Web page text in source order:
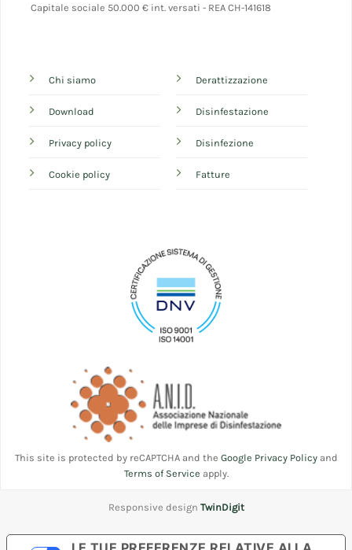
Capitale sociale 50.000 € int. versati - REA CH-141618
Chi siamo
Download
Privacy policy
Cookie policy
Derattizzazione
Disinfestazione
Disinfezione
Fatture
This site is protected by reCAPTCHA and the Google Privacy Policyand
Terms of Service apply.
Responsive design TwinDigit